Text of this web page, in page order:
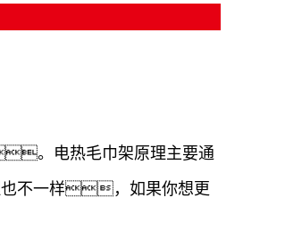
。电热毛巾架原理主要通
不一样，如果你想更